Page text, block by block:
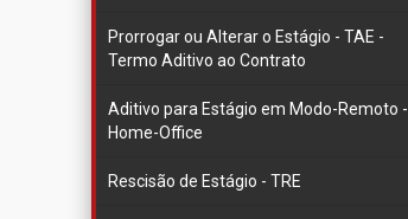
Prorrogar ou Alterar o Estágio - TAE -
Termo Aditivo ao Contrato
Aditivo para Estágio em Modo-Remoto -
Home-Office
Rescisão de Estágio - TRE